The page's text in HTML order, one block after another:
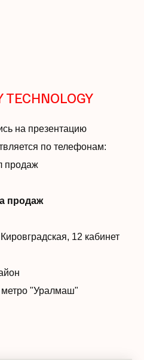
TECHNOLOGY
на презентацию
по телефонам:
продаж
продаж
12 кабинет
метро "Уралмаш"